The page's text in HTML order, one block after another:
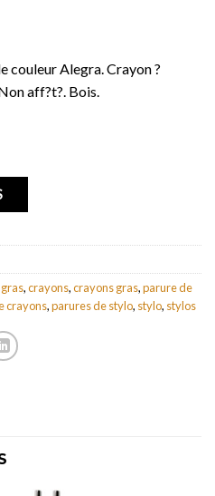
couleur Alegra. Crayon ?
aff?t?. Bois.
,crayons,crayons gras,parure de
crayons,parures de stylo, stylo, stylos